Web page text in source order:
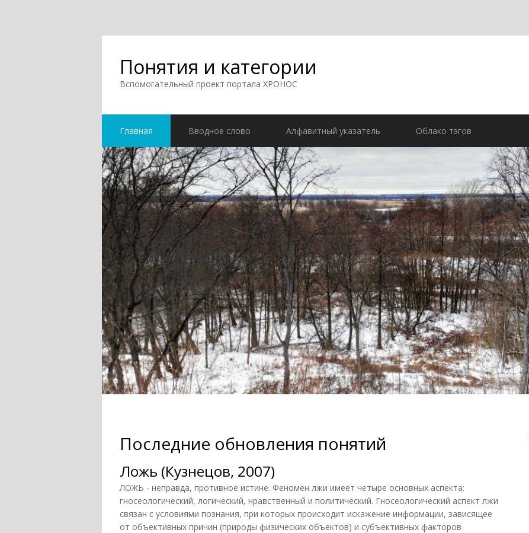
Понятия и категории
Вспомогательный проект портала ХРОНОС
Главная Вводное слово Алфавитный указатель Облако тэгов
Последние обновления понятий
Ложь (Кузнецов, 2007)
ЛОЖЬ - неправда, противное истине. Феномен лжи имеет четыре основных аспекта:
гносеологический, логический, нравственный и политический. Гносеологический аспект лжи
связан с условиями познания, при которых происходит искажение информации, зависящее
от объективных причин (природы физических объектов) и субъективных факторов